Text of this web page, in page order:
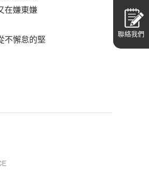
聯絡我們
在嫌東嫌
不懈怠的堅